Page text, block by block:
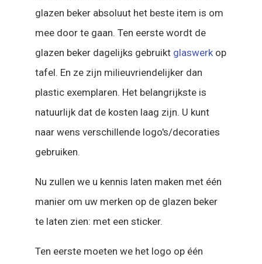
glazen beker absoluut het beste item is om
mee door te gaan. Ten eerste wordt de
glazen beker dagelijks gebruikt glaswerk op
tafel. En ze zijn milieuvriendelijker dan
plastic exemplaren. Het belangrijkste is
natuurlijk dat de kosten laag zijn. U kunt
naar wens verschillende logo's/decoraties
gebruiken.
Nu zullen we u kennis laten maken met één
manier om uw merken op de glazen beker
te laten zien: met een sticker.
Ten eerste moeten we het logo op één